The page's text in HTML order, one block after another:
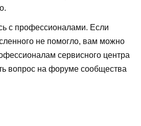
с профессионалами. Если
не помогло, вам можно
сервисного центра
вопрос на форуме сообщества